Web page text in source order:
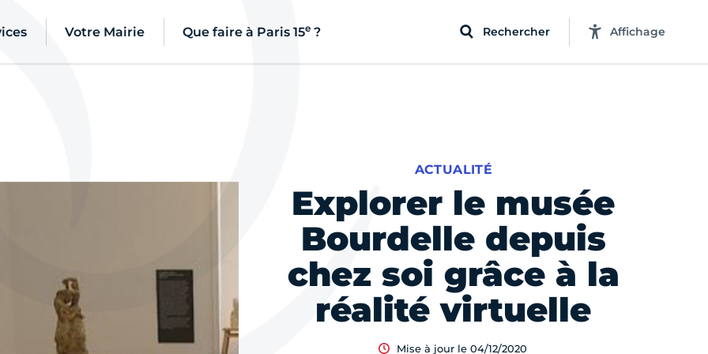
Votre Mairie Que faire à Paris 15e ? Rechercher Affichage
Explorer le musée
Bourdelle depuis
chez soi grâce à la
réalité virtuelle
ACTUALITÉ
Mise à jour le 04/12/2020